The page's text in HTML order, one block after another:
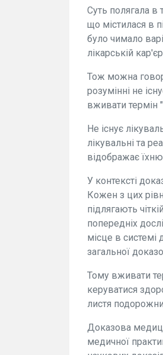
Суть полягала в
що містилася в
було чимало
лікарській
Тож можна
розумінні не
вживати термін
Не існує
лікувальні та
відображає
У контексті
Кожен з цих
підлягають
попередніх
місце в системі
загальної
Тому вживати
керуватися
листя
Доказова
медичної